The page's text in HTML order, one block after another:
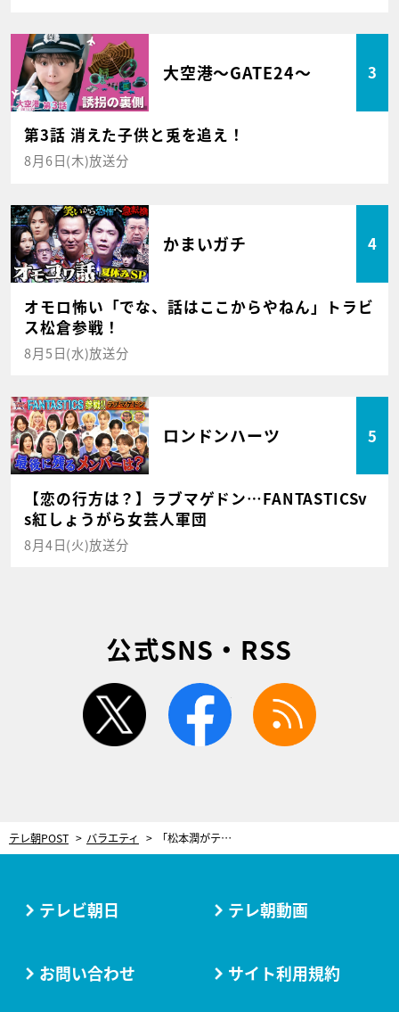
大空港～GATE24～ 3
第3話 消えた子供と兎を追え！
8月6日(木)放送分
かまいガチ 4
オモロ怖い「でな、話はここからやねん」トラビ
ス松倉参戦！
8月5日(水)放送分
ロンドンハーツ 5
【恋の行方は？】ラブマゲドン…FANTASTICSv
s紅しょうがら女芸人軍団
8月4日(火)放送分
公式SNS・RSS
twitter facebook
テレ朝POST バラエティ 「松本潤がテレビ千鳥に出たい言うとるんじゃ!!」まさかの初参戦で名物企画に挑む
テレビ朝日 テレ朝動画
お問い合わせ サイト利用規約